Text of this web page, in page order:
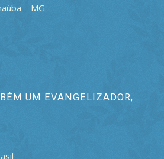
– MG
UM EVANGELIZADOR,